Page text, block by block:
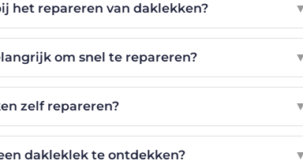
het repareren van daklekken?
om snel te repareren?
zelf repareren?
dakleklek te ontdekken?